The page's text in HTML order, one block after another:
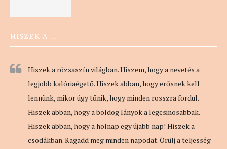
HISZEK A …
Hiszek a rózsaszín világban. Hiszem, hogy a nevetés a
legjobb kalóriaégető. Hiszek abban, hogy erősnek kell
lennünk, mikor úgy tűnik, hogy minden rosszra fordul.
Hiszek abban, hogy a boldog lányok a legcsinosabbak.
Hiszek abban, hogy a holnap egy újabb nap! Hiszek a
csodákban. Ragadd meg minden napodat. Örülj a teljesség